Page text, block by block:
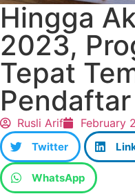
Hingga
2023,
Tepat
Pendaftar
Rusli Arif February
Twitter
WhatsApp